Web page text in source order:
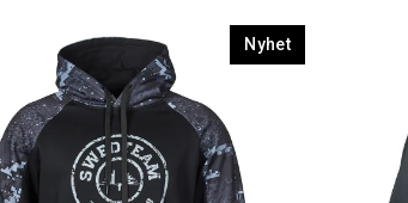
Nyhet